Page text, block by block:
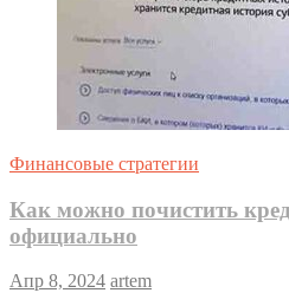
Финансовые стратегии
Как можно почистить
официально
Апр 8, 2024 artem